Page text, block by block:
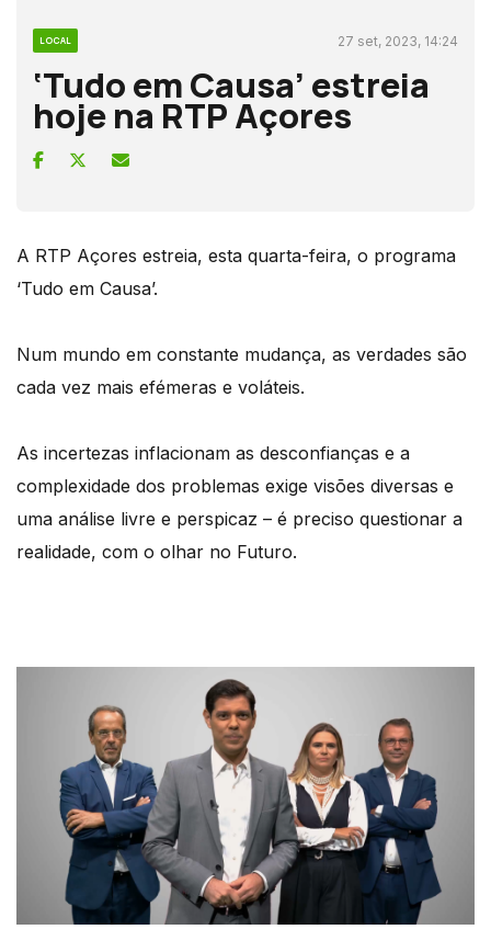
LOCAL 27 set, 2023, 14:24
‘Tudo em Causa’ estreia
hoje na RTP Açores
A RTP Açores estreia, esta quarta-feira, o programa
‘Tudo em Causa’.
Num mundo em constante mudança, as verdades são
cada vez mais efémeras e voláteis.
As incertezas inflacionam as desconfianças e a
complexidade dos problemas exige visões diversas e
uma análise livre e perspicaz – é preciso questionar a
realidade, com o olhar no Futuro.